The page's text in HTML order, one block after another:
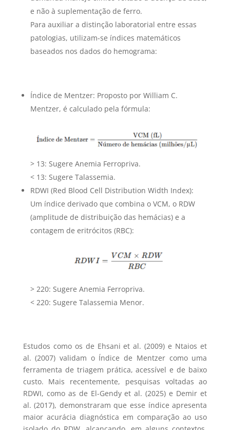
e não à suplementação de ferro.
Para auxiliar a distinção laboratorial entre essas
patologias, utilizam-se índices matemáticos
baseados nos dados do hemograma:
Índice de Mentzer: Proposto por William C.
Mentzer, é calculado pela fórmula:
> 13: Sugere Anemia Ferropriva.
< 13: Sugere Talassemia.
RDWI (Red Blood Cell Distribution Width Index):
Um índice derivado que combina o VCM, o RDW
(amplitude de distribuição das hemácias) e a
contagem de eritrócitos (RBC):
> 220: Sugere Anemia Ferropriva.
< 220: Sugere Talassemia Menor.
Estudos como os de Ehsani et al. (2009) e Ntaios et
al. (2007) validam o Índice de Mentzer como uma
ferramenta de triagem prática, acessível e de baixo
custo. Mais recentemente, pesquisas voltadas ao
RDWI, como as de El-Gendy et al. (2025) e Demir et
al. (2017), demonstraram que esse índice apresenta
maior acurácia diagnóstica em comparação ao uso